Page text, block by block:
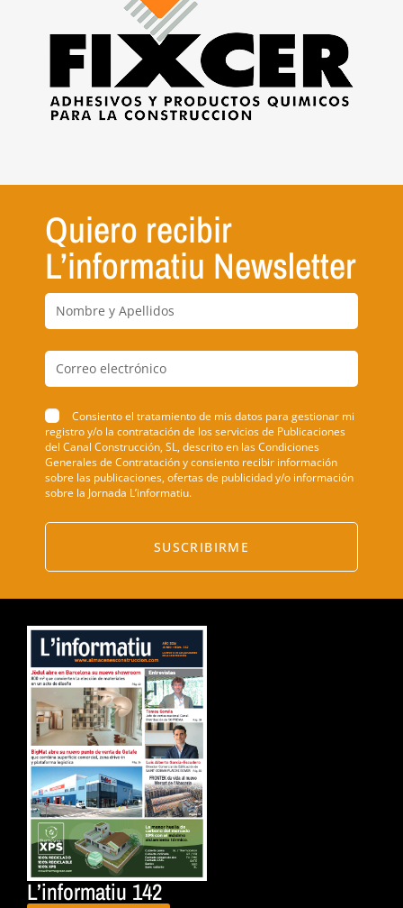
Quiero recibir
L’informatiu Newsletter
Consiento el tratamiento de mis datos para gestionar mi
registro y/o la contratación de los servicios de Publicaciones
del Canal Construcción, SL, descrito en las Condiciones
Generales de Contratación y consiento recibir información
sobre las publicaciones, ofertas de publicidad y/o información
sobre la Jornada L’informatiu.
SUSCRIBIRME
L’informatiu 142